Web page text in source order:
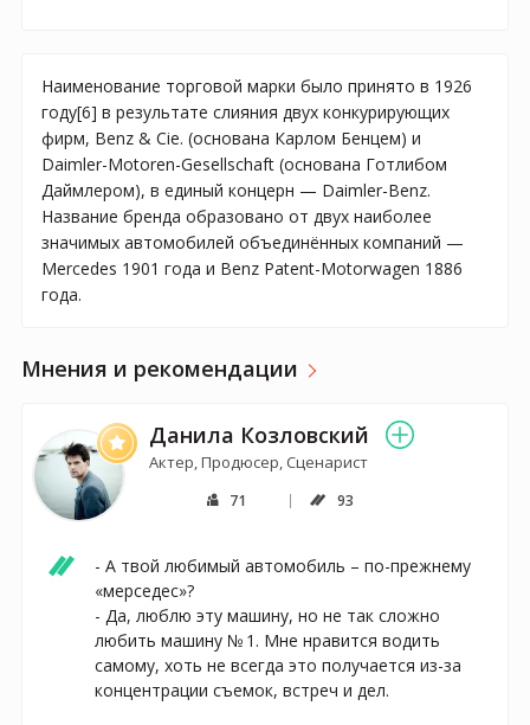
Наименование торговой марки было принято в 1926
году[6] в результате слияния двух конкурирующих
фирм, Benz & Cie. (основана Карлом Бенцем) и
Daimler-Motoren-Gesellschaft (основана Готлибом
Даймлером), в единый концерн — Daimler-Benz.
Название бренда образовано от двух наиболее
значимых автомобилей объединённых компаний —
Mercedes 1901 года и Benz Patent-Motorwagen 1886
года.
Мнения и рекомендации
Данила Козловский
Актер, Продюсер, Сценарист
71 93
- А твой любимый автомобиль – по-прежнему
«мерседес»?
- Да, люблю эту машину, но не так сложно
любить машину № 1. Мне нравится водить
самому, хоть не всегда это получается из-за
концентрации съемок, встреч и дел.